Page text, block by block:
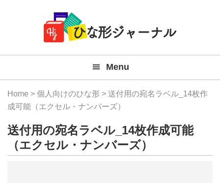
Navigation
料
テ
プ
ー
Menu
Home > 個人向けのひな形 > 送付用の宛名ラベル_14枚作
成可能（エクセル・ナンバーズ）
送付用の宛名ラベル_14枚作成可能
（エクセル・ナンバーズ）